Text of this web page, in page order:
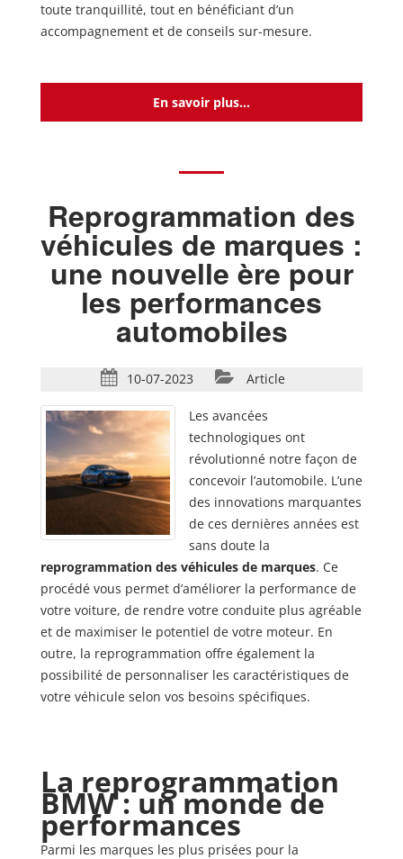
toute tranquillité, tout en bénéficiant d’un
accompagnement et de conseils sur-mesure.
En savoir plus...
Reprogrammation des
véhicules de marques :
une nouvelle ère pour
les performances
automobiles
10-07-2023 Article
Les avancées
technologiques ont
révolutionné notre façon de
concevoir l’automobile. L’une
des innovations marquantes
de ces dernières années est
sans doute la
reprogrammation des véhicules de marques. Ce
procédé vous permet d’améliorer la performance de
votre voiture, de rendre votre conduite plus agréable
et de maximiser le potentiel de votre moteur. En
outre, la reprogrammation offre également la
possibilité de personnaliser les caractéristiques de
votre véhicule selon vos besoins spécifiques.
La reprogrammation
BMW : un monde de
performances
Parmi les marques les plus prisées pour la